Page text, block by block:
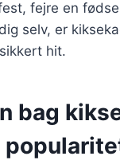
fejre en
selv, er
hit.
bag